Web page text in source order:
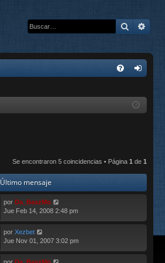
Buscar
nti
Se encontraron 5 coincidencias • Página 1 de 1
Último mensaje
por Da_BaszMo
Jue Feb 14, 2008 2:48 pm
por Xezbet
Jue Nov 01, 2007 3:02 pm